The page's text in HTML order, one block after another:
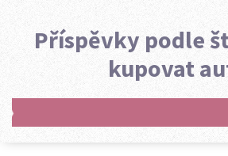
Příspěvky podle
kupovat